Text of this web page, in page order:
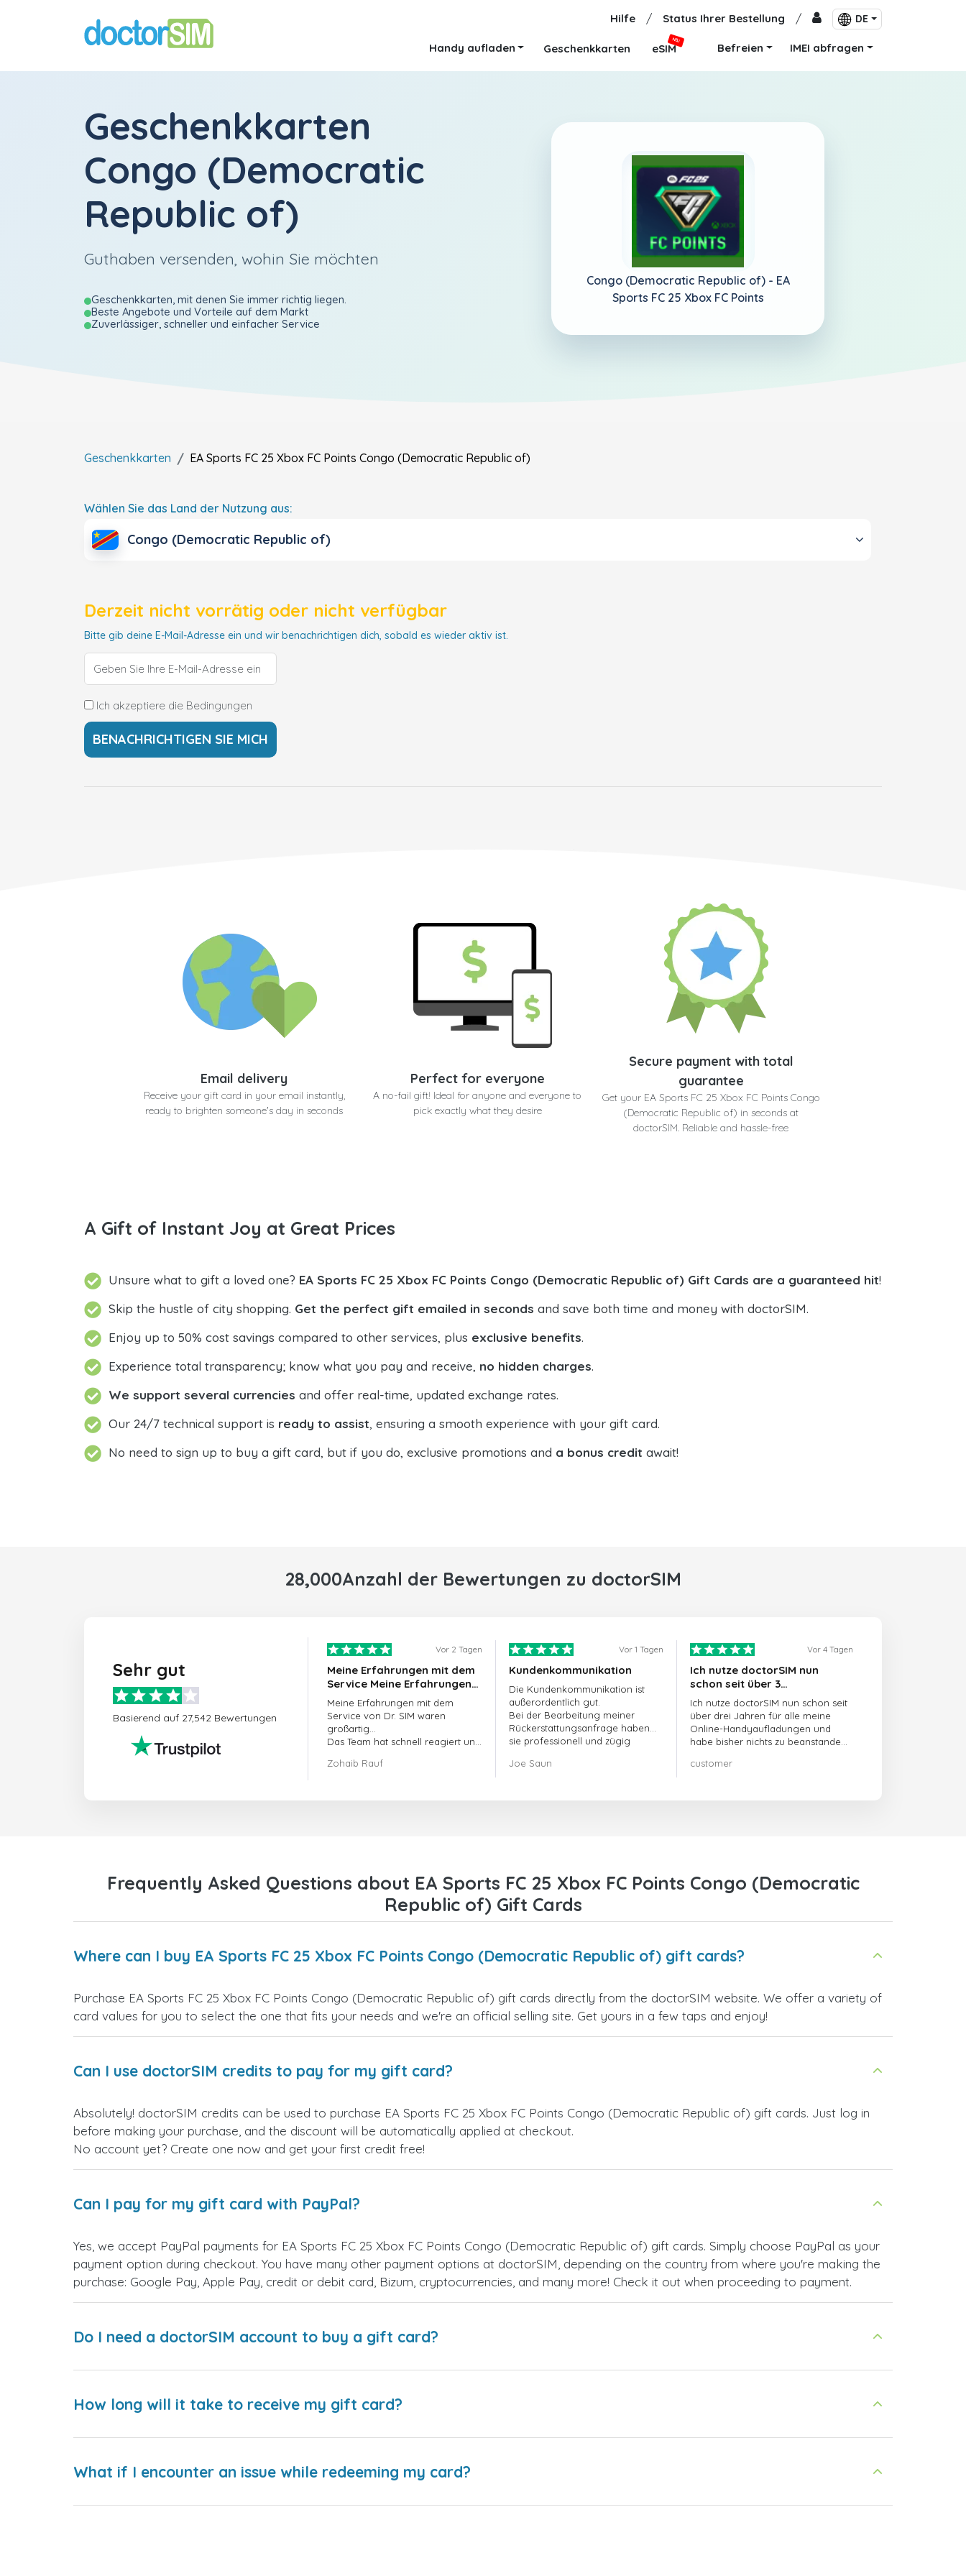
Hilfe / Status Ihrer Bestellung / DE
Handy aufladen Geschenkkarten eSIM
NEU
Befreien IMEI abfragen
Geschenkkarten
Congo (Democratic
Republic of)
Guthaben versenden, wohin Sie möchten
Geschenkkarten, mit denen Sie immer richtig liegen.
Beste Angebote und Vorteile auf dem Markt
Zuverlässiger, schneller und einfacher Service
Congo (Democratic Republic of) - EA
Sports FC 25 Xbox FC Points
Geschenkkarten EA Sports FC 25 Xbox FC Points Congo (Democratic Republic of)
Wählen Sie das Land der Nutzung aus:
Congo (Democratic Republic of)
Derzeit nicht vorrätig oder nicht verfügbar
Bitte gib deine E-Mail-Adresse ein und wir benachrichtigen dich, sobald es wieder aktiv ist.
Ich akzeptiere die Bedingungen
Email delivery
Receive your gift card in your email instantly,
ready to brighten someone's day in seconds
Perfect for everyone
A no-fail gift! Ideal for anyone and everyone to
pick exactly what they desire
Secure payment with total
guarantee
Get your EA Sports FC 25 Xbox FC Points Congo
(Democratic Republic of) in seconds at
doctorSIM. Reliable and hassle-free
A Gift of Instant Joy at Great Prices
Unsure what to gift a loved one? EA Sports FC 25 Xbox FC Points Congo (Democratic Republic of) Gift Cards are a guaranteed hit!
Skip the hustle of city shopping. Get the perfect gift emailed in seconds and save both time and money with doctorSIM.
Enjoy up to 50% cost savings compared to other services, plus exclusive benefits.
Experience total transparency; know what you pay and receive, no hidden charges.
We support several currencies and offer real-time, updated exchange rates.
Our 24/7 technical support is ready to assist, ensuring a smooth experience with your gift card.
No need to sign up to buy a gift card, but if you do, exclusive promotions and a bonus credit await!
28,000Anzahl der Bewertungen zu doctorSIM
Sehr gut
Basierend auf 27,542 Bewertungen
Vor 2 Tagen
Meine Erfahrungen mit dem
Service Meine Erfahrungen
mit dem Service von
doctorSIM waren großartig.
Meine Erfahrungen mit dem
Service von Dr. SIM waren
großartig...
Das Team hat schnell reagiert und
umgehend bearbeitet.
Zohaib Rauf
Vor 1 Tagen
Kundenkommunikation
Die Kundenkommunikation ist
außerordentlich gut.
Bei der Bearbeitung meiner
Rückerstattungsanfrage haben
sie professionell und zügig
gelöst.
Joe Saun
Vor 4 Tagen
Ich nutze doctorSIM nun
schon seit über 3…
Ich nutze doctorSIM nun schon seit
über drei Jahren für alle meine
Online-Handyaufladungen und
habe bisher nichts zu beanstanden!!
customer
Frequently Asked Questions about EA Sports FC 25 Xbox FC Points Congo (Democratic
Republic of) Gift Cards
Where can I buy EA Sports FC 25 Xbox FC Points Congo (Democratic Republic of) gift cards?
Purchase EA Sports FC 25 Xbox FC Points Congo (Democratic Republic of) gift cards directly from the doctorSIM website. We offer a variety of
card values for you to select the one that fits your needs and we're an official selling site. Get yours in a few taps and enjoy!
Can I use doctorSIM credits to pay for my gift card?
Absolutely! doctorSIM credits can be used to purchase EA Sports FC 25 Xbox FC Points Congo (Democratic Republic of) gift cards. Just log in
before making your purchase, and the discount will be automatically applied at checkout.
No account yet? Create one now and get your first credit free!
Can I pay for my gift card with PayPal?
Yes, we accept PayPal payments for EA Sports FC 25 Xbox FC Points Congo (Democratic Republic of) gift cards. Simply choose PayPal as your
payment option during checkout. You have many other payment options at doctorSIM, depending on the country from where you're making the
purchase: Google Pay, Apple Pay, credit or debit card, Bizum, cryptocurrencies, and many more! Check it out when proceeding to payment.
Do I need a doctorSIM account to buy a gift card?
How long will it take to receive my gift card?
What if I encounter an issue while redeeming my card?